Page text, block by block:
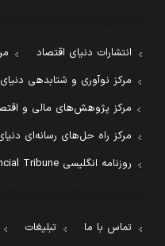
انتشارات دنیای اقتصاد
مرکز نوآوری و شتابدهی
مرکز پژوهش‌های مالی و
مرکز راه حل‌های رسانه‌ای
روزنامه انگلیسی Financial Tribune
تماس با ما تبلیغات